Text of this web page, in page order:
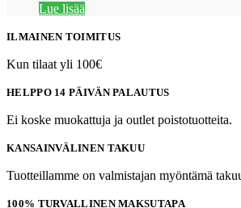
Lue lisää
ILMAINEN TOIMITUS
Kun tilaat yli 100€
HELPPO 14 PÄIVÄN PALAUTUS
Ei koske muokattuja ja outlet poistotuotteita.
KANSAINVÄLINEN TAKUU
Tuotteillamme on valmistajan myöntämä
100% TURVALLINEN MAKSUTAPA